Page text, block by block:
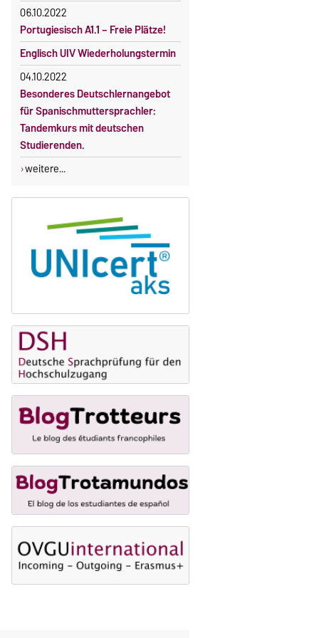
Gebührenbefreiung bei Incomings
06.10.2022
Portugiesisch A1.1 – Freie Plätze!
Englisch UIV Wiederholungstermin
04.10.2022
Besonderes Deutschlernangebot
für Spanischmuttersprachler:
Tandemkurs mit deutschen
Studierenden.
weitere...